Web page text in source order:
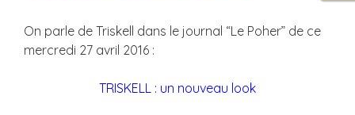
On parle de Triskell dans le journal “Le Poher” de ce
mercredi 27 avril 2016 :
TRISKELL : un nouveau look